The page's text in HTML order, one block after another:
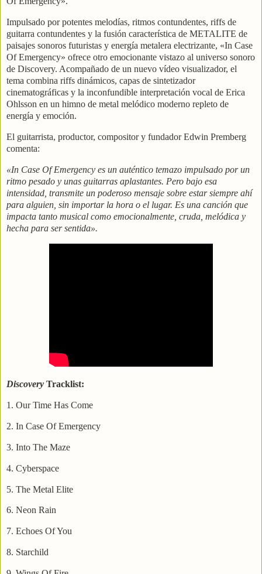
Impulsado por potentes melodías, ritmos contundentes, riffs de
guitarra contundentes y la fusión característica de METALITE de
paisajes sonoros futuristas y energía metalera electrizante, «In Case
Of Emergency» ofrece otro emocionante vistazo al universo sonoro
de Discovery. Acompañado de un nuevo vídeo visualizador, el
tema combina riffs dinámicos, capas de sintetizador
cinematográficas y la inconfundible interpretación vocal de Erica
Ohlsson en un himno de metal melódico moderno repleto de
energía y emoción.
El guitarrista, productor, compositor y fundador Edwin Premberg
comenta:
«In Case Of Emergency es un auténtico temazo impulsado por un
ritmo pesado y unas guitarras aplastantes. Pero bajo esa
intensidad, transmite un poderoso mensaje sobre estar siempre ahí
para alguien, sin importar la hora o el lugar. Es una canción que
impacta tanto musical como emocionalmente, cruda, melódica y
hecha para ser sentida».
Discovery Tracklist:
1. Our Time Has Come
2. In Case Of Emergency
3. Into The Maze
4. Cyberspace
5. The Metal Elite
6. Neon Rain
7. Echoes Of You
8. Starchild